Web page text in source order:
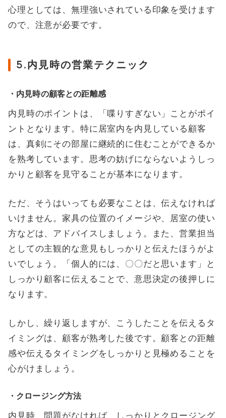
心理としては、無理強いされている印象を受けます
ので、注意が必要です。
5.内見時の営業テクニック
・内見時の顧客との距離感
内見時のポイントは、「喋りすぎない」ことがポイ
ントとなります。特に居室内を内見している顧客
は、真剣にその部屋に継続的に住むことができるか
を熟考しています。思考の妨げにならないようしっ
かりと顧客を見守ることが基本になります。
ただ、そうはいっても必要なことは、伝えなければ
いけません。家具の位置のイメージや、居室の使い
方などは、アドバイスしましょう。また、営業担当
としての主観的な意見もしっかりと伝えたほうがよ
いでしょう。「個人的には、〇〇だと思います」と
しっかり顧客に伝えることで、意思決定の後押しに
なります。
しかし、繰り返しますが、こうしたことを伝えるタ
イミングは、顧客が熟考した後です。顧客との距離
感や伝えるタイミングをしっかりと見極めることを
心がけましょう。
・クロージング方法
内見時、問題がなければ、しっかりとクロージング